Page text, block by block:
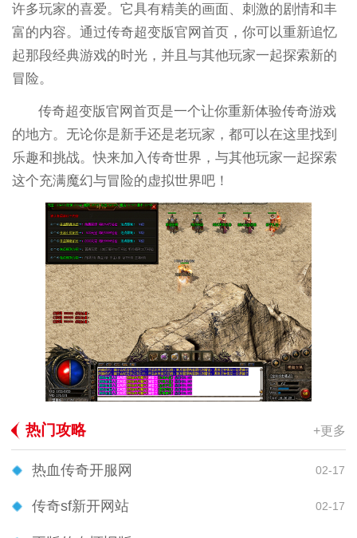
许多玩家的喜爱。它具有精美的画面、刺激的剧情和丰
富的内容。通过传奇超变版官网首页，你可以重新追忆
起那段经典游戏的时光，并且与其他玩家一起探索新的
冒险。
传奇超变版官网首页是一个让你重新体验传奇游戏
的地方。无论你是新手还是老玩家，都可以在这里找到
乐趣和挑战。快来加入传奇世界，与其他玩家一起探索
这个充满魔幻与冒险的虚拟世界吧！
热门攻略 +更多
热血传奇开服网 02-17
传奇sf新开网站 02-17